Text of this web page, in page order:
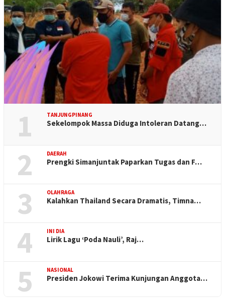
1 TANJUNGPINANG
Sekelompok Massa Diduga Intoleran Datang…
2 DAERAH
Prengki Simanjuntak Paparkan Tugas dan F…
3 OLAHRAGA
Kalahkan Thailand Secara Dramatis, Timna…
4 INI DIA
Lirik Lagu ‘Poda Nauli’, Raj…
5 NASIONAL
Presiden Jokowi Terima Kunjungan Anggota…